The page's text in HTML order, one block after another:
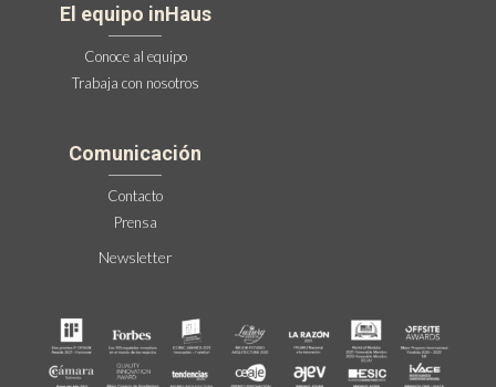
El equipo inHaus
Conoce al equipo
Trabaja con nosotros
Comunicación
Contacto
Prensa
Newsletter